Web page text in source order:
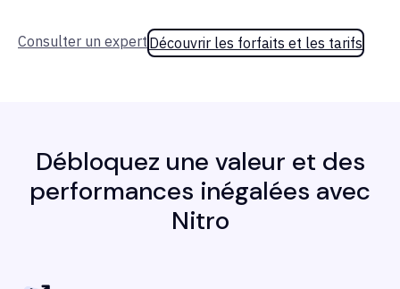
Consulter un expert Découvrir les forfaits et les tarifs
Débloquez une valeur et des
performances inégalées avec
Nitro